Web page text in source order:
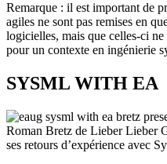
Remarque : il est important de
agiles ne sont pas remises en
logicielles, mais que celles-ci
pour un contexte en ingénierie
SYSML WITH EA
Roman Bretz de Lieber Lieber
ses retours d’expérience avec